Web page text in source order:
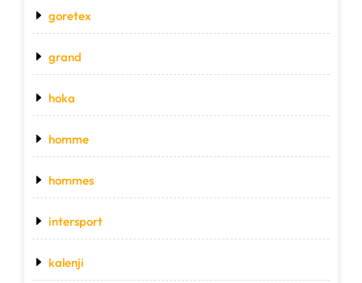
goretex
grand
hoka
homme
hommes
intersport
kalenji